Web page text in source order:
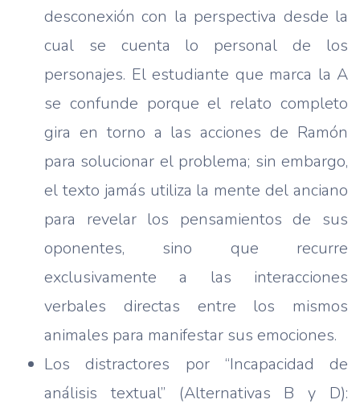
desconexión con la perspectiva desde la
cual se cuenta lo personal de los
personajes. El estudiante que marca la A
se confunde porque el relato completo
gira en torno a las acciones de Ramón
para solucionar el problema; sin embargo,
el texto jamás utiliza la mente del anciano
para revelar los pensamientos de sus
oponentes, sino que recurre
exclusivamente a las interacciones
verbales directas entre los mismos
animales para manifestar sus emociones.
Los distractores por “Incapacidad de
análisis textual” (Alternativas B y D):